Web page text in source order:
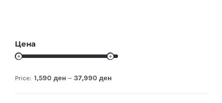
Цена
Price: 1,590 ден — 37,990 ден